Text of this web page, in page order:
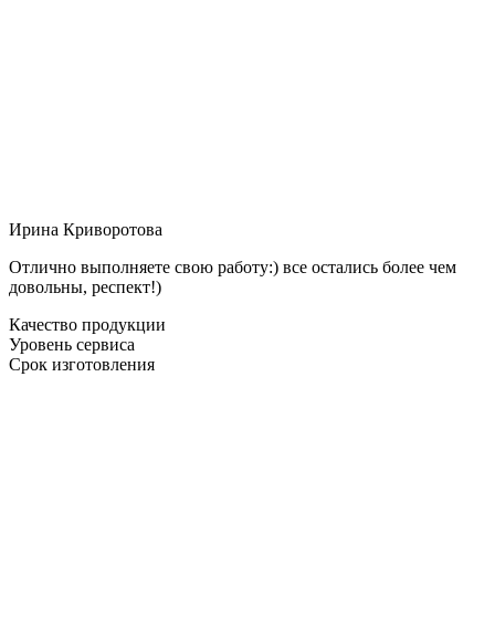
Ирина Криворотова
Отлично выполняете свою работу:) все остались более чем
довольны, респект!)
Качество продукции
Уровень сервиса
Срок изготовления